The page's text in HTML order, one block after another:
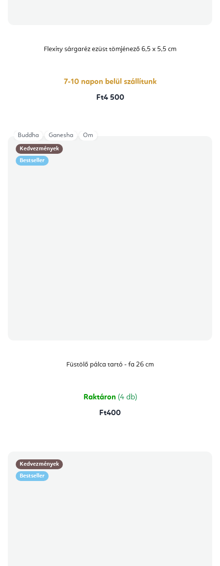
Flexity sárgaréz ezüst tömjénező 6,5 x 5,5 cm
7-10 napon belül szállítunk
Ft4 500
Kedvezmények
Bestseller
Füstölő pálca tartó - fa 26 cm
Raktáron (4 db)
Ft400
Buddha Ganesha Om
Kedvezmények
Bestseller